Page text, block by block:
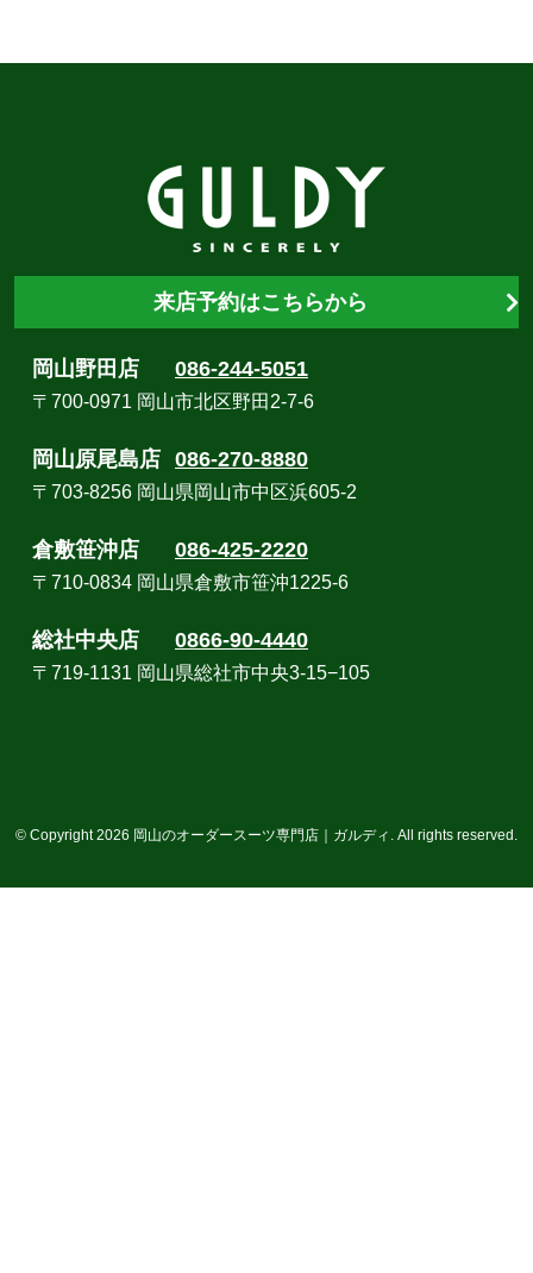
来店予約はこちらから
岡山野田店 086-244-5051
〒700-0971 岡山市北区野田2-7-6
岡山原尾島店 086-270-8880
〒703-8256 岡山県岡山市中区浜605-2
倉敷笹沖店 086-425-2220
〒710-0834 岡山県倉敷市笹沖1225-6
総社中央店 0866-90-4440
〒719-1131 岡山県総社市中央3-15−105
© Copyright 2026 岡山のオーダースーツ専門店｜ガルディ. All rights reserved.